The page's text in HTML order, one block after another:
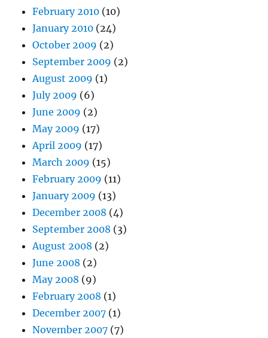
February 2010 (10)
January 2010 (24)
October 2009 (2)
September 2009 (2)
August 2009 (1)
July 2009 (6)
June 2009 (2)
May 2009 (17)
April 2009 (17)
March 2009 (15)
February 2009 (11)
January 2009 (13)
December 2008 (4)
September 2008 (3)
August 2008 (2)
June 2008 (2)
May 2008 (9)
February 2008 (1)
December 2007 (1)
November 2007 (7)